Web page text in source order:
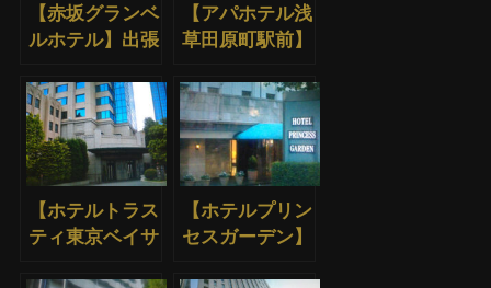
【赤坂グランベ
ルホテル】出張
【アパホテル浅
草田原町駅前】
【ホテルトラス
ティ東京ベイサ
【ホテルプリン
セスガーデン】